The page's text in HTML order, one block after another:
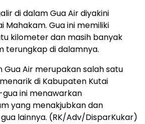
di dalam Gua Air diyakini
Mahakam. Gua ini memiliki
kilometer dan masih banyak
terungkap di dalamnya.
Gua Air merupakan salah satu
di Kabupaten Kutai
ini menawarkan
yang menakjubkan dan
lainnya. (RK/Adv/DisparKukar)